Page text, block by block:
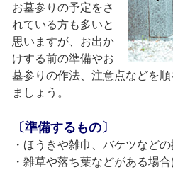
お墓参りの予定をさ
れている方も多いと
思いますが、お出か
けする前の準備やお
墓参りの作法、注意点などを
ましょう。
〔準備するもの〕
・ほうきや雑巾、バケツなど
・雑草や落ち葉などがある場